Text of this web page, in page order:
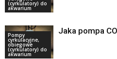
(cyrkulatory) do
akwarium
Pompy
cyrkulacyjne,
obiegowe
(cyrkulatory) do
akwarium
Jaka pompa